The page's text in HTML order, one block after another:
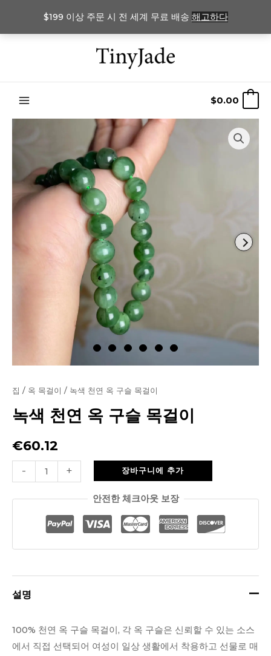
$199 이상 주문 시 전 세계 무료 배송 해고하다
$0.00
집 / 옥 목걸이 / 녹색 천연 옥 구슬 목걸이
녹색 천연 옥 구슬 목걸이
€60.12
-
색
천
구
걸
수
량
+ 장바구니에 추가
안전한 체크아웃 보장
설명
100% 천연 옥 구슬 목걸이, 각 옥 구슬은 신뢰할 수 있는 소스
에서 직접 선택되어 여성이 일상 생활에서 착용하고 선물로 매